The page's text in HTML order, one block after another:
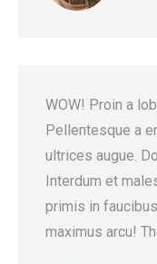
WOW! Proin a
Pellentesque a
ultrices augue.
Interdum et
primis in
maximus arcu!